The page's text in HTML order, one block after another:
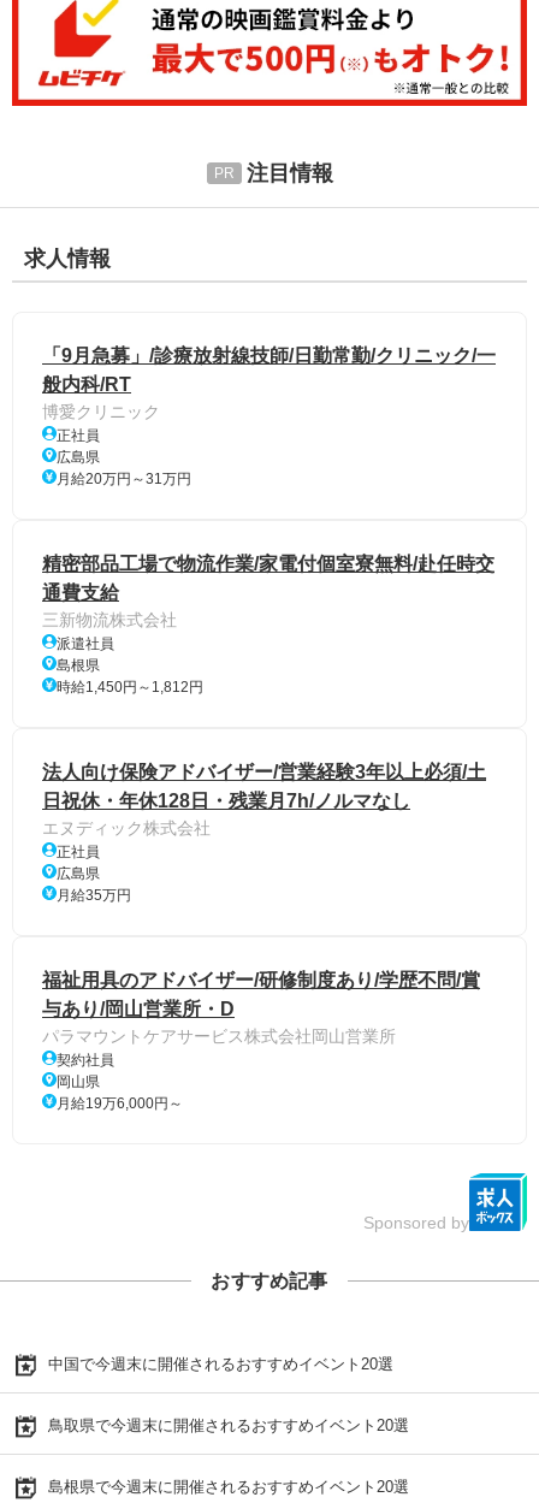
注目情報
求人情報
「9月急募」/診療放射線技師/日勤常勤/クリニック/一
般内科/RT
博愛クリニック
正社員
広島県
月給20万円～31万円
精密部品工場で物流作業/家電付個室寮無料/赴任時交
通費支給
三新物流株式会社
派遣社員
島根県
時給1,450円～1,812円
法人向け保険アドバイザー/営業経験3年以上必須/土
日祝休・年休128日・残業月7h/ノルマなし
エヌディック株式会社
正社員
広島県
月給35万円
福祉用具のアドバイザー/研修制度あり/学歴不問/賞
与あり/岡山営業所・D
パラマウントケアサービス株式会社岡山営業所
契約社員
岡山県
月給19万6,000円～
Sponsored by
おすすめ記事
中国で今週末に開催されるおすすめイベント20選
鳥取県で今週末に開催されるおすすめイベント20選
島根県で今週末に開催されるおすすめイベント20選